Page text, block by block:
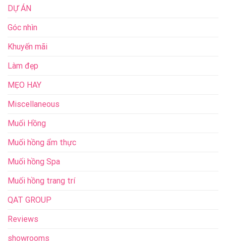
DỰ ÁN
Góc nhìn
Khuyến mãi
Làm đẹp
MẸO HAY
Miscellaneous
Muối Hồng
Muối hồng ẩm thực
Muối hồng Spa
Muối hồng trang trí
QAT GROUP
Reviews
showrooms